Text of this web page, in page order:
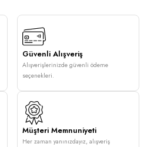
Güvenli Alışveriş
Alışverişlerinizde güvenli ödeme
seçenekleri.
Müşteri Memnuniyeti
Her zaman yanınızdayız, alışveriş